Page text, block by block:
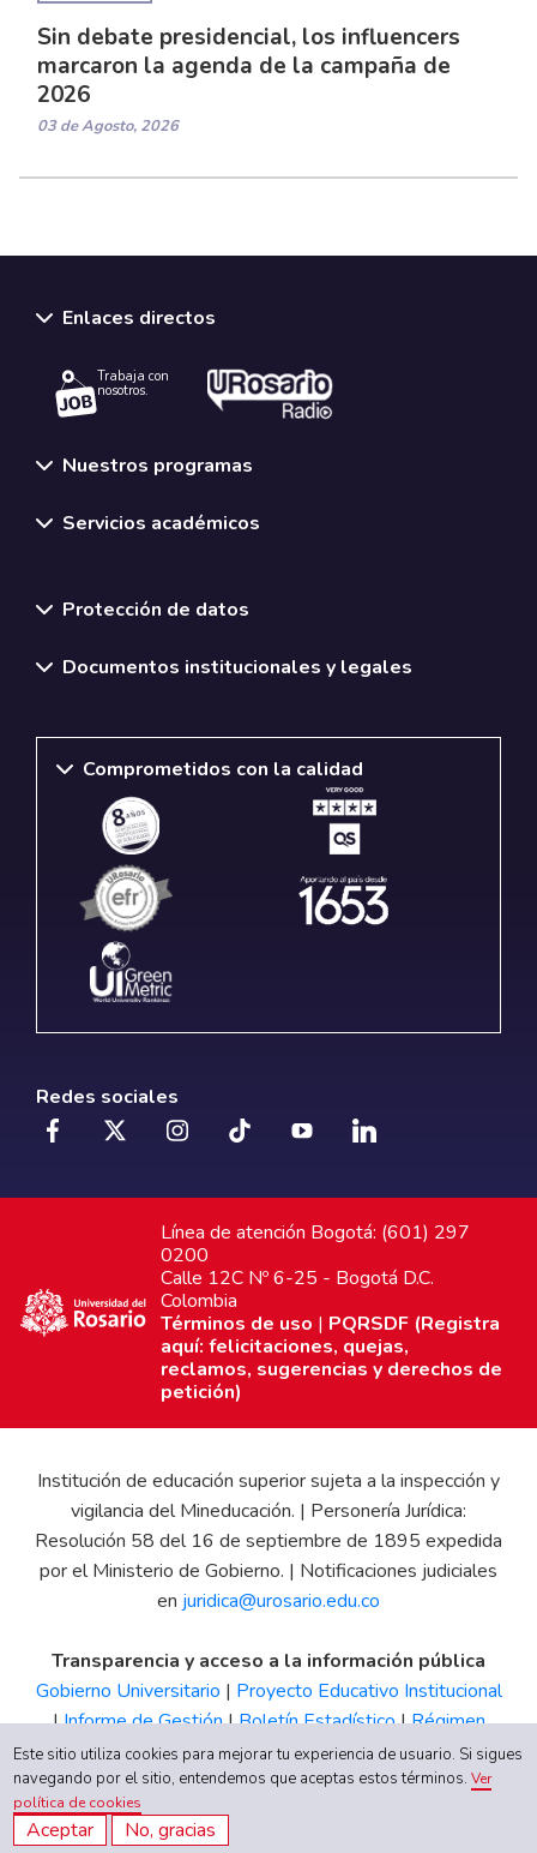
Sin debate presidencial, los influencers
marcaron la agenda de la campaña de
2026
03 de Agosto, 2026
Enlaces directos
Trabaja con
nosotros.
Nuestros programas
Servicios académicos
Protección de datos
Documentos institucionales y legales
Comprometidos con la calidad
Redes sociales
Línea de atención Bogotá: (601) 297
0200
Calle 12C Nº 6-25 - Bogotá D.C.
Colombia
Términos de uso | PQRSDF (Registra
aquí: felicitaciones, quejas,
reclamos, sugerencias y derechos de
petición)
Institución de educación superior sujeta a la inspección y
vigilancia del Mineducación. | Personería Jurídica:
Resolución 58 del 16 de septiembre de 1895 expedida
por el Ministerio de Gobierno. | Notificaciones judiciales
en juridica@urosario.edu.co
Transparencia y acceso a la información pública
Gobierno Universitario | Proyecto Educativo Institucional
|Informe de Gestión|Boletín Estadístico|Régimen
Tributario|Estados Financieros |Código de Ética| Canal
de Integridad UR
Este sitio utiliza cookies para mejorar tu experiencia de usuario. Si sigues
navegando por el sitio, entendemos que aceptas estos términos.Ver
política de cookies
Aceptar No, gracias